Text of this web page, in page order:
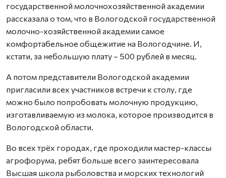
государственной молочнохозяйственной академии
рассказала о том, что в Вологодской государственной
молочно-хозяйственной академии самое
комфортабельное общежитие на Вологодчине. И,
кстати, за небольшую плату – 500 рублей в месяц.
А потом представители Вологодской академии
пригласили всех участников встречи к столу, где
можно было попробовать молочную продукцию,
изготавливаемую из молока, которое производится в
Вологодской области.
Во всех трёх городах, где проходили мастер-классы
агрофорума, ребят больше всего заинтересовала
Высшая школа рыболовства и морских технологий